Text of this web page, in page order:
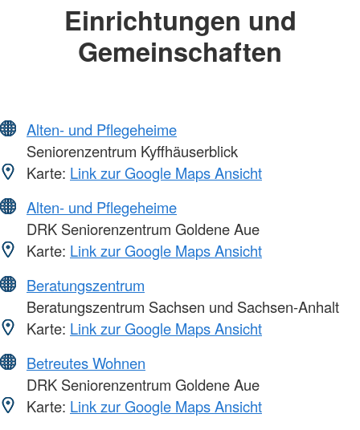
Einrichtungen und
Gemeinschaften
Alten- und Pflegeheime
Seniorenzentrum Kyffhäuserblick
Karte: Link zur Google Maps Ansicht
Alten- und Pflegeheime
DRK Seniorenzentrum Goldene Aue
Karte: Link zur Google Maps Ansicht
Beratungszentrum
Beratungszentrum Sachsen und Sachsen-Anhalt
Karte: Link zur Google Maps Ansicht
Betreutes Wohnen
DRK Seniorenzentrum Goldene Aue
Karte: Link zur Google Maps Ansicht